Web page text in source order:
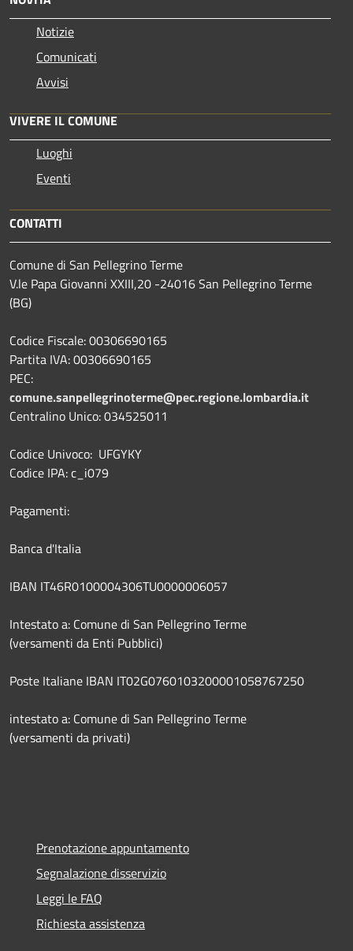
Notizie
Comunicati
Avvisi
VIVERE IL COMUNE
Luoghi
Eventi
CONTATTI
Comune di San Pellegrino Terme
V.le Papa Giovanni XXIII,20 -24016 San Pellegrino Terme
(BG)
Codice Fiscale: 00306690165
Partita IVA: 00306690165
PEC:
comune.sanpellegrinoterme@pec.regione.lombardia.it
Centralino Unico: 034525011
Codice Univoco: UFGYKY
Codice IPA: c_i079
Pagamenti:
Banca d'Italia
IBAN IT46R0100004306TU0000006057
Intestato a: Comune di San Pellegrino Terme
(versamenti da Enti Pubblici)
Poste Italiane IBAN IT02G0760103200001058767250
intestato a: Comune di San Pellegrino Terme
(versamenti da privati)
Prenotazione appuntamento
Segnalazione disservizio
Leggi le FAQ
Richiesta assistenza